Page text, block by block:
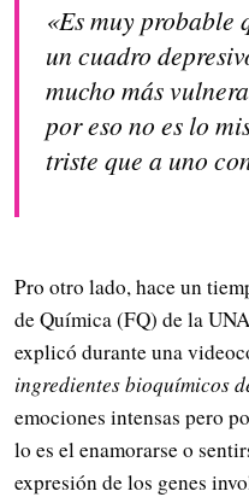
«Es muy probable
un cuadro
mucho más
por eso no es lo
triste que a uno
Pro otro lado, hace un
de Química (FQ) de la
explicó durante una
ingredientes bioquímicos
emociones intensas pero
lo es el enamorarse o
expresión de los genes